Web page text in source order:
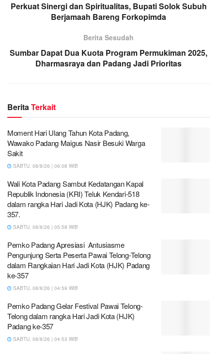
Perkuat Sinergi dan Spiritualitas, Bupati Solok Subuh
Berjamaah Bareng Forkopimda
Berita Sesudah
Sumbar Dapat Dua Kuota Program Permukiman 2025,
Dharmasraya dan Padang Jadi Prioritas
BeritaTerkait
Moment Hari Ulang Tahun Kota Padang,
Wawako Padang Maigus Nasir Besuki Warga
Sakit
SABTU, 08/8/26 | 06:08 WIB
Wali Kota Padang Sambut Kedatangan Kapal
Republik Indonesia (KRI) Teluk Kendari-518
dalam rangka Hari Jadi Kota (HJK) Padang ke-
357.
SABTU, 08/8/26 | 05:58 WIB
Pemko Padang Apresiasi Antusiasme
Pengunjung Serta Peserta Pawai Telong-Telong
dalam Rangkaian Hari Jadi Kota (HJK) Padang
ke-357
SABTU, 08/8/26 | 04:59 WIB
Pemko Padang Gelar Festival Pawai Telong-
Telong dalam rangka Hari Jadi Kota (HJK)
Padang ke-357
SABTU, 08/8/26 | 04:53 WIB